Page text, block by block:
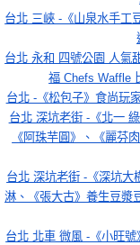
台北 三峽 -《山泉水手工
台北 永和 四號公園 人氣
福 Chefs Waffle
台北 -《松包子》食尚玩
台北 深坑老街 -《北一
《阿珠芋圓》、《麗芬
台北 深坑老街 -《深坑大
淋、《張大古》養生豆漿
台北 北車 微風 -《小旺